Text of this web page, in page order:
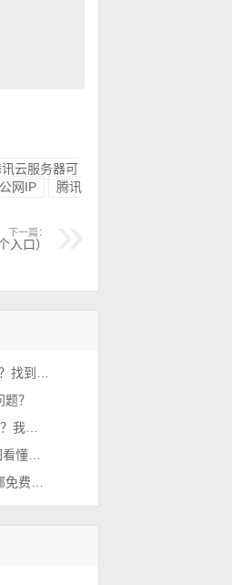
讯云服务器可
网IP
腾讯
下一篇：
入口）
？